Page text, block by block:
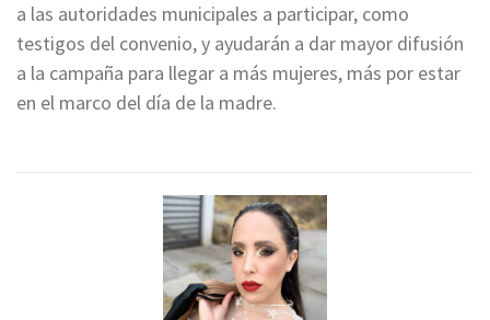
a las autoridades municipales a participar, como
testigos del convenio, y ayudarán a dar mayor difusión
a la campaña para llegar a más mujeres, más por estar
en el marco del día de la madre.